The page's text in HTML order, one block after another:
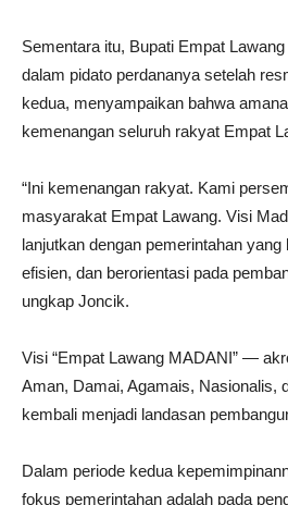
Sementara itu, Bupati Empat
dalam pidato perdananya setelah
kedua, menyampaikan bahwa
kemenangan seluruh rakyat Empat
“Ini kemenangan rakyat. Kami
masyarakat Empat Lawang. Visi
lanjutkan dengan pemerintahan
efisien, dan berorientasi pada
ungkap Joncik.
Visi “Empat Lawang MADANI” —
Aman, Damai, Agamais, Nasionalis,
kembali menjadi landasan
Dalam periode kedua
fokus pemerintahan adalah pada